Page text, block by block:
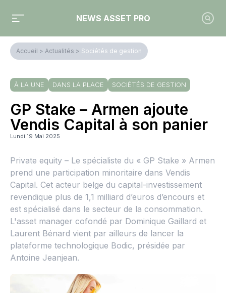
NEWS ASSET PRO
Accueil > Actualités > Sociétés de gestion
À LA UNE DANS LA PLACE SOCIÉTÉS DE GESTION
GP Stake – Armen ajoute
Vendis Capital à son panier
Lundi 19 Mai 2025
Private equity – Le spécialiste du « GP Stake » Armen
prend une participation minoritaire dans Vendis
Capital. Cet acteur belge du capital-investissement
revendique plus de 1,1 milliard d’euros d’encours et
est spécialisé dans le secteur de la consommation.
L'asset manager cofondé par Dominique Gaillard et
Laurent Bénard vient par ailleurs de lancer la
plateforme technologique Bodic, présidée par
Antoine Jeanjean.